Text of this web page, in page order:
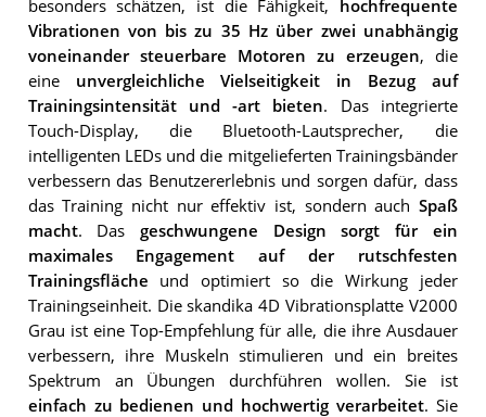
besonders schätzen, ist die Fähigkeit, hochfrequente
Vibrationen von bis zu 35 Hz über zwei unabhängig
voneinander steuerbare Motoren zu erzeugen, die
eine unvergleichliche Vielseitigkeit in Bezug auf
Trainingsintensität und -art bieten. Das integrierte
Touch-Display, die Bluetooth-Lautsprecher, die
intelligenten LEDs und die mitgelieferten Trainingsbänder
verbessern das Benutzererlebnis und sorgen dafür, dass
das Training nicht nur effektiv ist, sondern auch Spaß
macht. Dasgeschwungene Design sorgt für ein
maximales Engagement auf der rutschfesten
Trainingsfläche und optimiert so die Wirkung jeder
Trainingseinheit. Die skandika 4D Vibrationsplatte V2000
Grau ist eine Top-Empfehlung für alle, die ihre Ausdauer
verbessern, ihre Muskeln stimulieren und ein breites
Spektrum an Übungen durchführen wollen. Sie ist
einfach zu bedienen und hochwertig verarbeitet. Sie